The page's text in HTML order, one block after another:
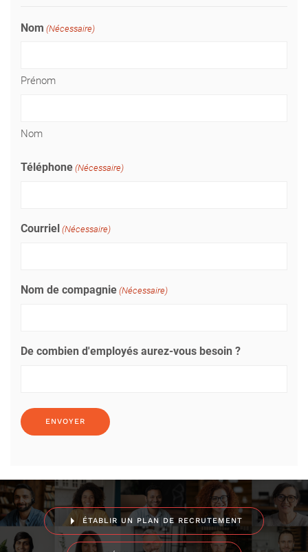
Nom (Nécessaire)
Prénom
Nom
Téléphone (Nécessaire)
Courriel (Nécessaire)
Nom de compagnie (Nécessaire)
De combien d'employés aurez-vous besoin ?
ÉTABLIR UN PLAN DE RECRUTEMENT